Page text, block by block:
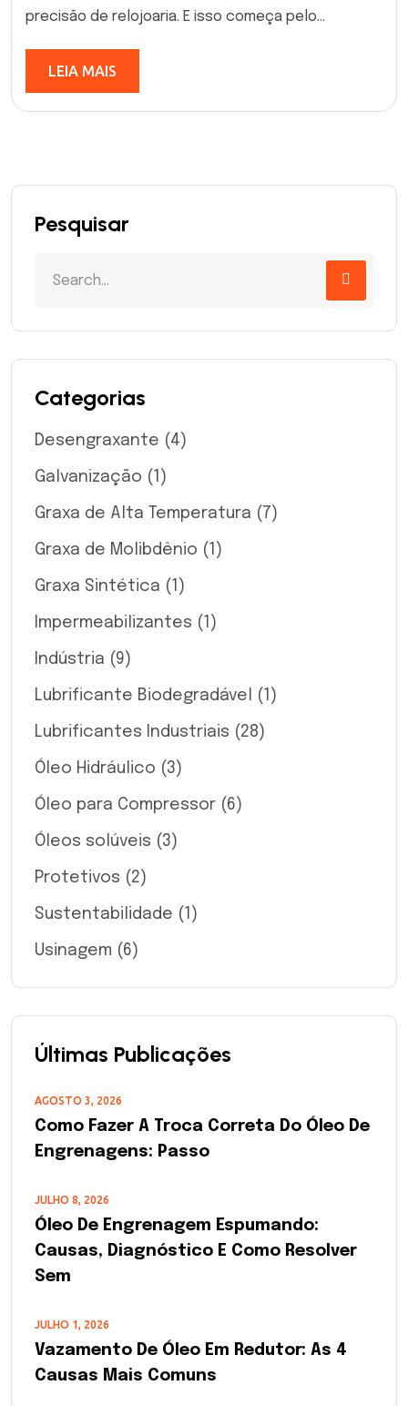
precisão de relojoaria. E isso começa pelo...
LEIA MAIS
Pesquisar
Categorias
Desengraxante (4)
Galvanização (1)
Graxa de Alta Temperatura (7)
Graxa de Molibdênio (1)
Graxa Sintética (1)
Impermeabilizantes (1)
Indústria (9)
Lubrificante Biodegradável (1)
Lubrificantes Industriais (28)
Óleo Hidráulico (3)
Óleo para Compressor (6)
Óleos solúveis (3)
Protetivos (2)
Sustentabilidade (1)
Usinagem (6)
Últimas Publicações
AGOSTO 3, 2026
Como Fazer A Troca Correta Do Óleo De
Engrenagens: Passo
JULHO 8, 2026
Óleo De Engrenagem Espumando:
Causas, Diagnóstico E Como Resolver
Sem
JULHO 1, 2026
Vazamento De Óleo Em Redutor: As 4
Causas Mais Comuns